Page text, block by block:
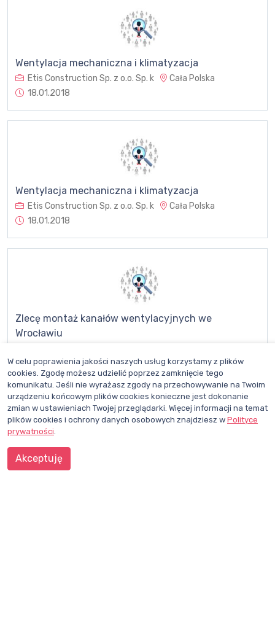
Wentylacja mechaniczna i klimatyzacja
Etis Construction Sp. z o.o. Sp. k
Cała Polska
18.01.2018
Wentylacja mechaniczna i klimatyzacja
Etis Construction Sp. z o.o. Sp. k
Cała Polska
18.01.2018
Zlecę montaż kanałów wentylacyjnych we
Wrocławiu
12.05.2014
1 2 3
W celu poprawienia jakości naszych usług korzystamy z plików
cookies. Zgodę możesz udzielić poprzez zamknięcie tego
komunikatu. Jeśli nie wyrażasz zgody na przechowywanie na Twoim
urządzeniu końcowym plików cookies konieczne jest dokonanie
zmian w ustawieniach Twojej przeglądarki. Więcej informacji na temat
plików cookies i ochrony danych osobowych znajdziesz w Polityce
prywatności.
Akceptuję